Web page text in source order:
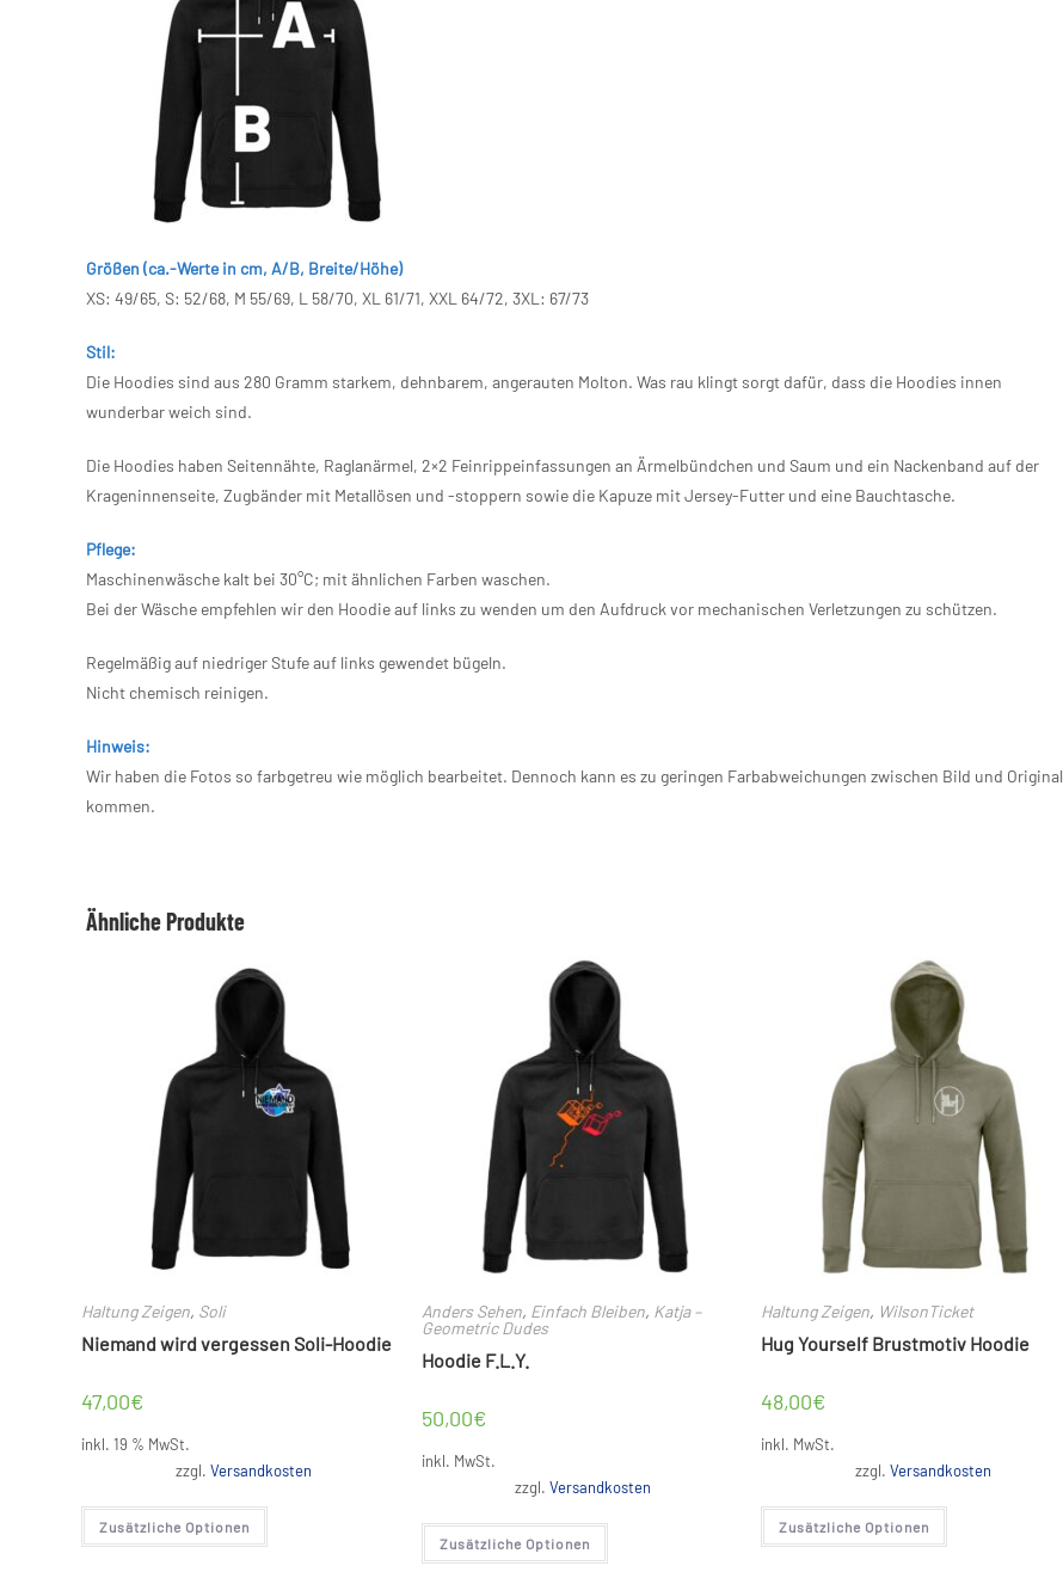
Größen (ca.-Werte in cm, A/B, Breite/Höhe)
XS: 49/65, S: 52/68, M 55/69, L 58/70, XL 61/71, XXL 64/72, 3XL: 67/73
Stil:
Die Hoodies sind aus 280 Gramm starkem, dehnbarem, angerauten Molton. Was rau klingt sorgt dafür, dass die Hoodies innen
wunderbar weich sind.
Die Hoodies haben Seitennähte, Raglanärmel, 2×2 Feinrippeinfassungen an Ärmelbündchen und Saum und ein Nackenband auf der
Krageninnenseite, Zugbänder mit Metallösen und -stoppern sowie die Kapuze mit Jersey-Futter und eine Bauchtasche.
Pflege:
Maschinenwäsche kalt bei 30°C; mit ähnlichen Farben waschen.
Bei der Wäsche empfehlen wir den Hoodie auf links zu wenden um den Aufdruck vor mechanischen Verletzungen zu schützen.
Regelmäßig auf niedriger Stufe auf links gewendet bügeln.
Nicht chemisch reinigen.
Hinweis:
Wir haben die Fotos so farbgetreu wie möglich bearbeitet. Dennoch kann es zu geringen Farbabweichungen zwischen Bild und Original
kommen.
Ähnliche Produkte
Haltung Zeigen, Soli
Niemand wird vergessen Soli-Hoodie
47,00€
inkl. 19 % MwSt.
zzgl.Versandkosten
Zusätzliche Optionen
Anders Sehen, Einfach Bleiben, Katja –
Geometric Dudes
Hoodie F.L.Y.
50,00€
inkl. MwSt.
zzgl.Versandkosten
Zusätzliche Optionen
Dieses
weist
Haltung Zeigen, WilsonTicket
Hug Yourself Brustmotiv Hoodie
48,00€
inkl. MwSt.
zzgl. Versandkosten
Zusätzliche Optionen
Dieses
weist